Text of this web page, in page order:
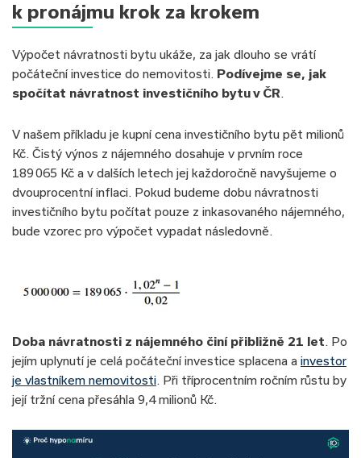
k pronájmu krok za krokem
Výpočet návratnosti bytu ukáže, za jak dlouho se vrátí
počáteční investice do nemovitosti. Podívejme se, jak
spočítat návratnost investičního bytu v ČR.
V našem příkladu je kupní cena investičního bytu pět milionů
Kč. Čistý výnos z nájemného dosahuje v prvním roce
189 065 Kč a v dalších letech jej každoročně navyšujeme o
dvouprocentní inflaci. Pokud budeme dobu návratnosti
investičního bytu počítat pouze z inkasovaného nájemného,
bude vzorec pro výpočet vypadat následovně.
Doba návratnosti z nájemného činí přibližně 21 let. Po
jejím uplynutí je celá počáteční investice splacena a investor
je vlastníkem nemovitosti. Při tříprocentním ročním růstu by
její tržní cena přesáhla 9,4 milionů Kč.